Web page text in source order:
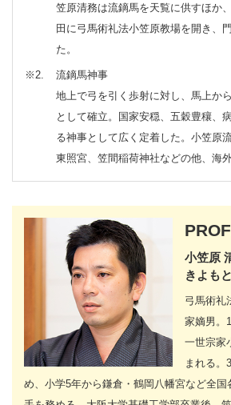
笠原清務は流鏑馬を天覧に供すほか
田に弓馬術礼法小笠原教場を開き、
た。
※2
流鏑馬神事
地上で弓を引く歩射に対し、馬上か
として確立。国家安穏、五穀豊穰、
る神事として広く定着した。小笠原
東照宮、笠間稲荷神社などの他、海
小笠原
きよもと
弓馬術礼
家嫡男。
一世宗家
まれる。
め、小学5年から鎌倉・鶴岡八幡宮など全